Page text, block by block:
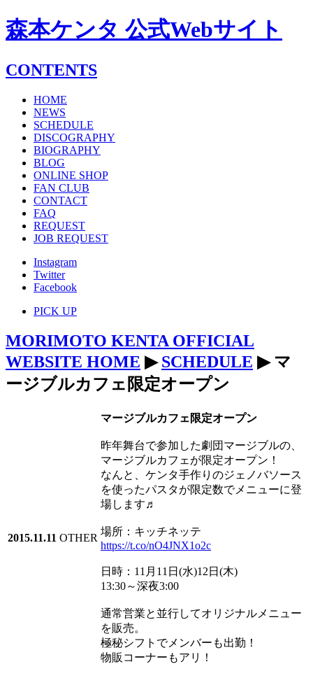
森本ケンタ 公式Webサイト
CONTENTS
HOME
NEWS
SCHEDULE
DISCOGRAPHY
BIOGRAPHY
BLOG
ONLINE SHOP
FAN CLUB
CONTACT
FAQ
REQUEST
JOB REQUEST
Instagram
Twitter
Facebook
PICK UP
MORIMOTO KENTA OFFICIAL
WEBSITE HOME ▶SCHEDULE ▶ マ
ージブルカフェ限定オープン
2015.11.11 OTHER
マージブルカフェ限定オープン
昨年舞台で参加した劇団マージブルの、
マージブルカフェが限定オープン！
なんと、ケンタ手作りのジェノバソース
を使ったパスタが限定数でメニューに登
場します♬
場所：キッチネッテ
https://t.co/nO4JNX1o2c
日時：11月11日(水)12日(木)
13:30～深夜3:00
通常営業と並行してオリジナルメニュー
を販売。
極秘シフトでメンバーも出勤！
物販コーナーもアリ！